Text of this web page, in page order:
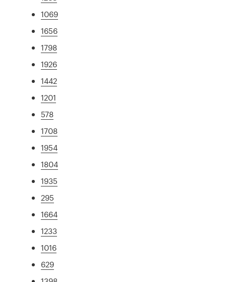
1069
1656
1798
1926
1442
1201
578
1708
1954
1804
1935
295
1664
1233
1016
629